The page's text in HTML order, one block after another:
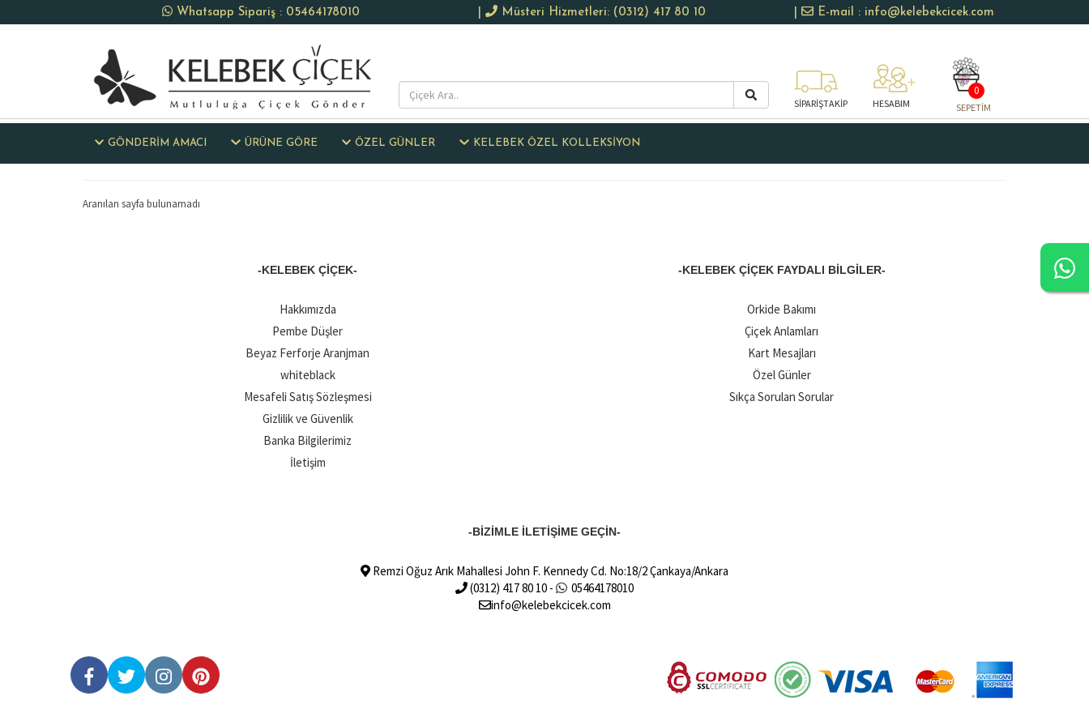
E-mail : info@kelebekcicek.com
Müsteri Hizmetleri: (0312) 417 80 10
Whatsapp Sipariş : 05464178010
SİPARİŞTAKİP HESABIM
0
SEPETİM
GÖNDERİM AMACI ÜRÜNE GÖRE ÖZEL GÜNLER KELEBEK ÖZEL KOLLEKSİYON
Aranılan sayfa bulunamadı
-KELEBEK ÇIÇEK-
Hakkımızda
Pembe Düşler
Beyaz Ferforje Aranjman
whiteblack
Mesafeli Satış Sözleşmesi
Gizlilik ve Güvenlik
Banka Bilgilerimiz
İletişim
-KELEBEK ÇIÇEK FAYDALI BILGILER-
Orkide Bakımı
Çiçek Anlamları
Kart Mesajları
Özel Günler
Sıkça Sorulan Sorular
-BİZİMLE İLETİŞİME GEÇİN-
Remzi Oğuz Arık Mahallesi John F. Kennedy Cd. No:18/2 Çankaya/Ankara
(0312) 417 80 10 -
05464178010
info@kelebekcicek.com